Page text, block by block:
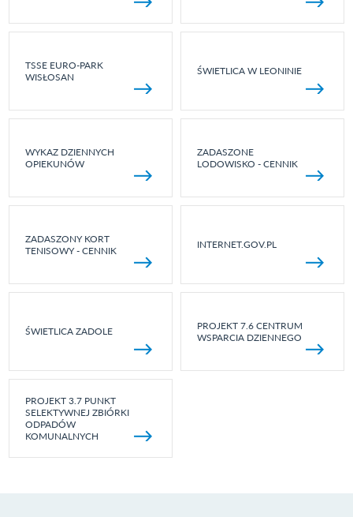
TSSE EURO-PARK
WISŁOSAN
ŚWIETLICA W LEONINIE
WYKAZ DZIENNYCH
OPIEKUNÓW
ZADASZONE
LODOWISKO - CENNIK
ZADASZONY KORT
TENISOWY - CENNIK
INTERNET.GOV.PL
ŚWIETLICA ZADOLE
PROJEKT 7.6 CENTRUM
WSPARCIA DZIENNEGO
PROJEKT 3.7 PUNKT
SELEKTYWNEJ ZBIÓRKI
ODPADÓW
KOMUNALNYCH